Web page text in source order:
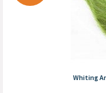
Whiting